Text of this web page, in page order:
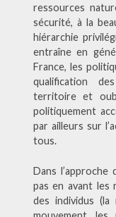
ressources
sécurité, à la
hiérarchie
entraîne en
France, les
qualification
territoire et
politiquement
par ailleurs sur
tous.
Dans
pas en avant les
des individus